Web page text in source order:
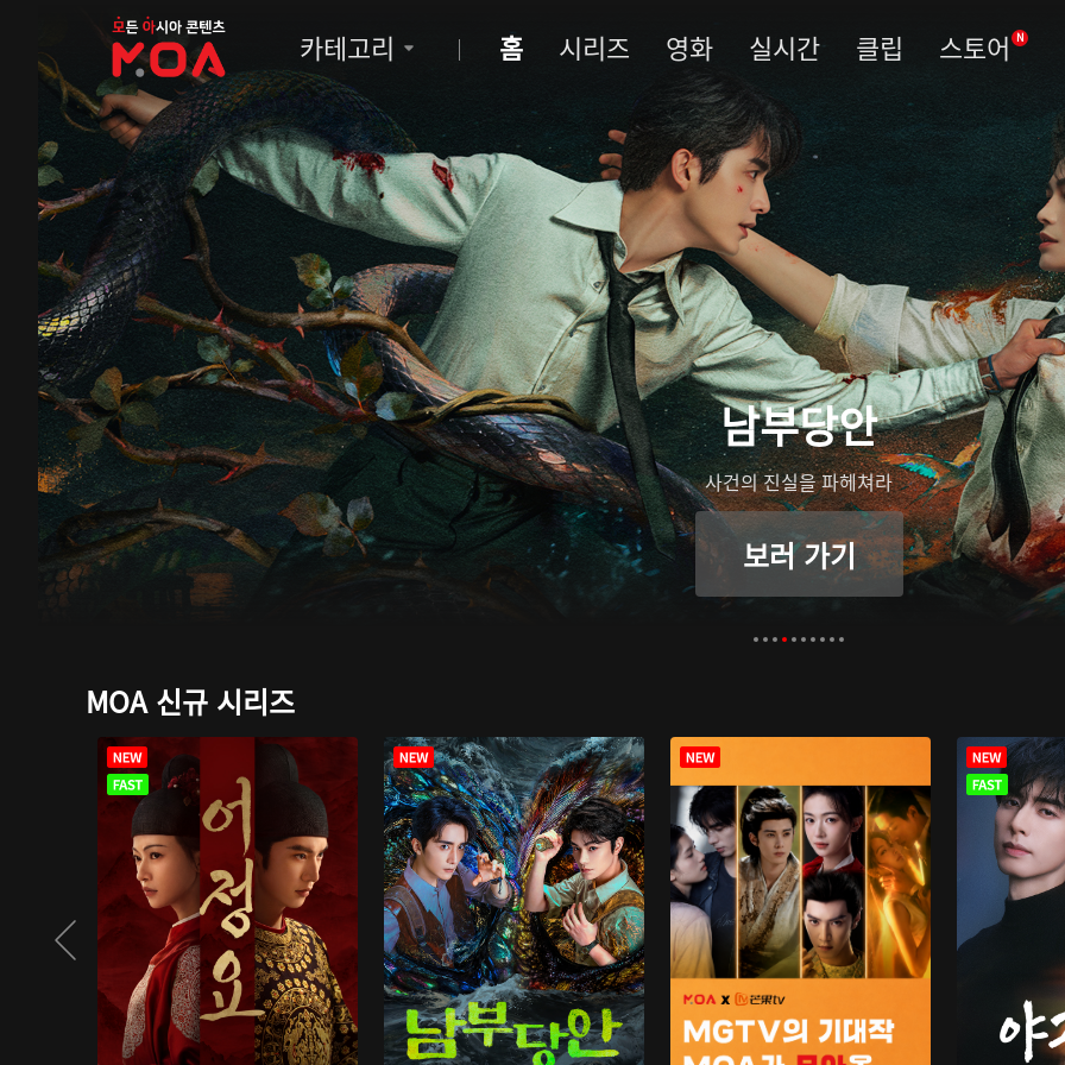
MOA
카테고리 홈 시리즈 영화 실시간 클립 스토어 N
남부당안
사건의 진실을 파헤쳐라
보러 가기
MOA 신규 시리즈